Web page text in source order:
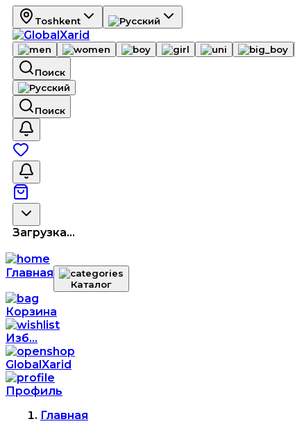
Toshkent
Поиск
Поиск
Загрузка...
Главная
Каталог
Корзина
Изб...
GlobalXarid
Профиль
Главная